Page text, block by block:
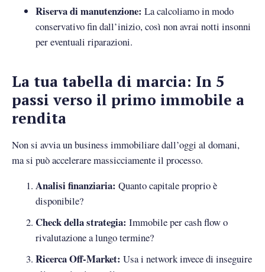
Riserva di manutenzione: La calcoliamo in modo
conservativo fin dall’inizio, così non avrai notti insonni
per eventuali riparazioni.
La tua tabella di marcia: In 5
passi verso il primo immobile a
rendita
Non si avvia un business immobiliare dall’oggi al domani,
ma si può accelerare massicciamente il processo.
Analisi finanziaria: Quanto capitale proprio è
disponibile?
Check della strategia: Immobile per cash flow o
rivalutazione a lungo termine?
Ricerca Off-Market: Usa i network invece di inseguire